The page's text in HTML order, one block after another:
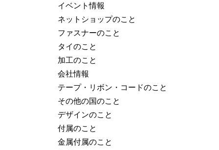
イベント情報
ネットショップのこと
ファスナーのこと
タイのこと
加工のこと
会社情報
テープ・リボン・コードのこと
その他の国のこと
デザインのこと
付属のこと
金属付属のこと